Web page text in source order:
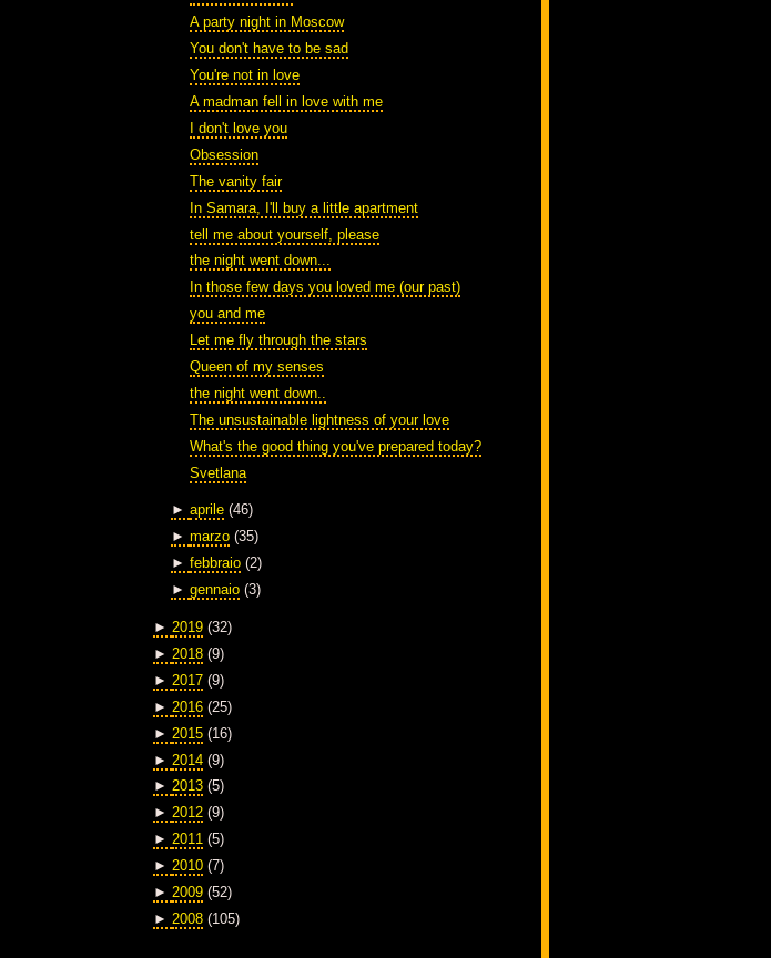
A party night in Moscow
You don't have to be sad
You're not in love
A madman fell in love with me
I don't love you
Obsession
The vanity fair
In Samara, I'll buy a little apartment
tell me about yourself, please
the night went down...
In those few days you loved me (our past)
you and me
Let me fly through the stars
Queen of my senses
the night went down..
The unsustainable lightness of your love
What's the good thing you've prepared today?
Svetlana
► aprile (46)
► marzo (35)
► febbraio (2)
► gennaio (3)
► 2019 (32)
► 2018 (9)
► 2017 (9)
► 2016 (25)
► 2015 (16)
► 2014 (9)
► 2013 (5)
► 2012 (9)
► 2011 (5)
► 2010 (7)
► 2009 (52)
► 2008 (105)